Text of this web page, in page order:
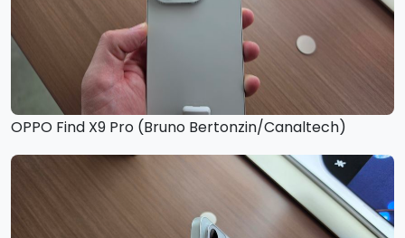
OPPO Find X9 Pro (Bruno Bertonzin/Canaltech)